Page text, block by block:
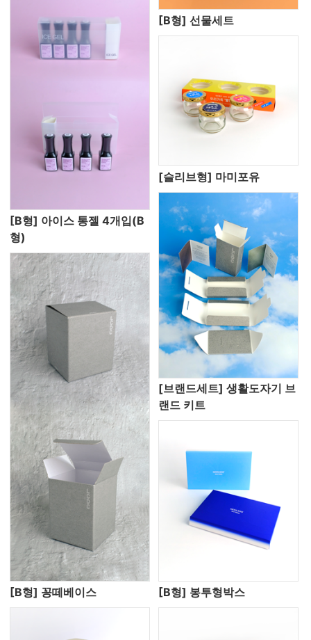
[B형] 선물세트
[B형] 아이스 통젤 4개입(B
형)
[슬리브형] 마미포유
[B형] 꽁떼베이스
[브랜드세트] 생활도자기 브
랜드 키트
[B형] 봉투형박스